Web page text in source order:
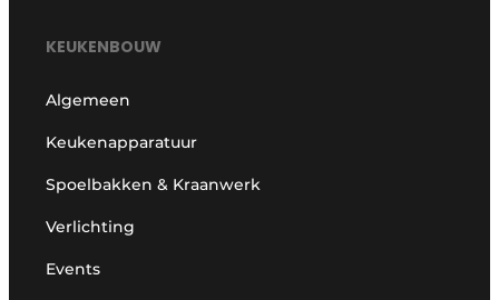
KEUKENBOUW
Algemeen
Keukenapparatuur
Spoelbakken & Kraanwerk
Verlichting
Events